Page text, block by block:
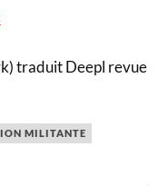
traduit Deepl revue
MILITANTE